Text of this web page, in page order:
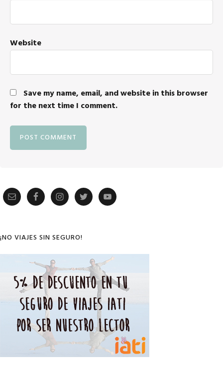
Website
Save my name, email, and website in this browser
for the next time I comment.
Primary
¡NO VIAJES SIN SEGURO!